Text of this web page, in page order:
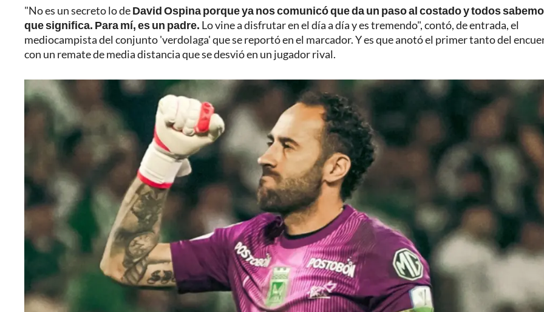
"No es un secreto lo deDavid Ospina porque ya nos comunicó que da un paso al costado y todos
que significa. Para mí, es un padre. Lo vine a disfrutar en el día a día y es tremendo", contó, de entrada, el
mediocampista del conjunto 'verdolaga' que se reportó en el marcador. Y es que anotó el primer tanto del
con un remate de media distancia que se desvió en un jugador rival.